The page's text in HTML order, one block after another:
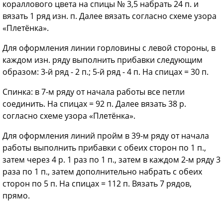
кораллового цвета на спицы № 3,5 набрать 24 п. и
вязать 1 ряд изн. п. Далее вязать согласно схеме узора
«Плетёнка».
Для оформления линии горловины с левой стороны, в
каждом изн. ряду выполнить прибавки следующим
образом: 3-й ряд - 2 п.; 5-й ряд - 4 п. На спицах = 30 п.
Спинка: в 7-м ряду от начала работы все петли
соединить. На спицах = 92 п. Далее вязать 38 р.
согласно схеме узора «Плетёнка».
Для оформления линий пройм в 39-м ряду от начала
работы выполнить прибавки с обеих сторон по 1 п.,
затем через 4 р. 1 раз по 1 п., затем в каждом 2-м ряду 3
раза по 1 п., затем дополнительно набрать с обеих
сторон по 5 п. На спицах = 112 п. Вязать 7 рядов,
прямо.